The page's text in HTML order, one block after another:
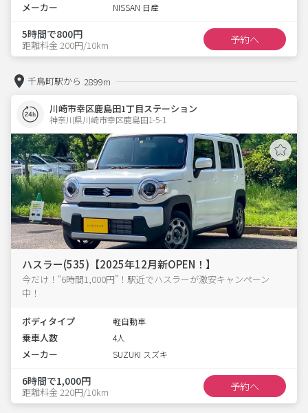
メーカー NISSAN 日産
5時間で800円
距離料金 200円/10km 予約へ
千鳥町駅から 2899m
川崎市幸区鹿島田1丁目ステーション
神奈川県川崎市幸区鹿島田1-5-1
ハスラー(535)【2025年12月新OPEN！】
今だけ！“6時間1,000円”！駅近でハスラーが激安キャンペーン
中！
ボディタイプ 軽自動車
乗車人数 4人
メーカー SUZUKI スズキ
6時間で1,000円
距離料金 220円/10km 予約へ